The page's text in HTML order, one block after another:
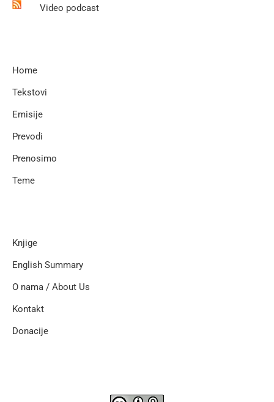
Video podcast
Home
Tekstovi
Emisije
Prevodi
Prenosimo
Teme
Knjige
English Summary
O nama / About Us
Kontakt
Donacije